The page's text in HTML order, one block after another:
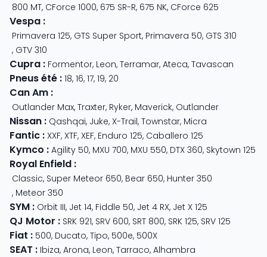
800 MT, CForce 1000, 675 SR-R, 675 NK, CForce 625
Vespa :
Primavera 125, GTS Super Sport, Primavera 50, GTS 310
, GTV 310
Cupra : Formentor, Leon, Terramar, Ateca, Tavascan
Pneus été : 18, 16, 17, 19, 20
Can Am :
Outlander Max, Traxter, Ryker, Maverick, Outlander
Nissan : Qashqai, Juke, X-Trail, Townstar, Micra
Fantic : XXF, XTF, XEF, Enduro 125, Caballero 125
Kymco : Agility 50, MXU 700, MXU 550, DTX 360, Skytown 125
Royal Enfield :
Classic, Super Meteor 650, Bear 650, Hunter 350
, Meteor 350
SYM : Orbit III, Jet 14, Fiddle 50, Jet 4 RX, Jet X 125
QJ Motor : SRK 921, SRV 600, SRT 800, SRK 125, SRV 125
Fiat : 500, Ducato, Tipo, 500e, 500X
SEAT : Ibiza, Arona, Leon, Tarraco, Alhambra